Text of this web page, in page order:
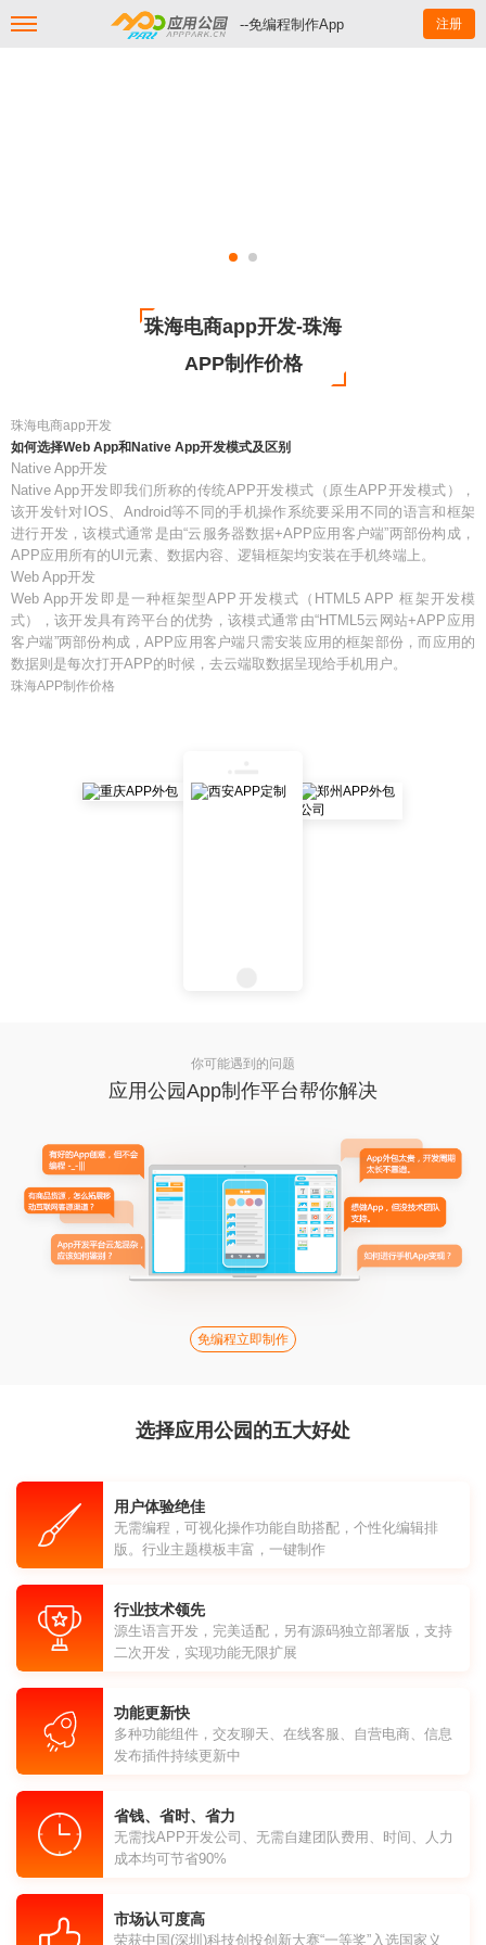
--免编程制作App 注册
珠海电商app开发-珠海
APP制作价格
珠海电商app开发
如何选择Web App和Native App开发模式及区别
Native App开发
Native App开发即我们所称的传统APP开发模式（原生APP开发模式），
该开发针对IOS、Android等不同的手机操作系统要采用不同的语言和框架
进行开发，该模式通常是由“云服务器数据+APP应用客户端”两部份构成，
APP应用所有的UI元素、数据内容、逻辑框架均安装在手机终端上。
Web App开发
Web App开发即是一种框架型APP开发模式（HTML5 APP 框架开发模
式），该开发具有跨平台的优势，该模式通常由“HTML5云网站+APP应用
客户端”两部份构成，APP应用客户端只需安装应用的框架部份，而应用的
数据则是每次打开APP的时候，去云端取数据呈现给手机用户。
珠海APP制作价格
你可能遇到的问题
应用公园App制作平台帮你解决
免编程立即制作
选择应用公园的五大好处
用户体验绝佳
无需编程，可视化操作功能自助搭配，个性化编辑排
版。行业主题模板丰富，一键制作
行业技术领先
源生语言开发，完美适配，另有源码独立部署版，支持
二次开发，实现功能无限扩展
功能更新快
多种功能组件，交友聊天、在线客服、自营电商、信息
发布插件持续更新中
省钱、省时、省力
无需找APP开发公司、无需自建团队费用、时间、人力
成本均可节省90%
市场认可度高
荣获中国(深圳)科技创投创新大赛“一等奖”入选国家义